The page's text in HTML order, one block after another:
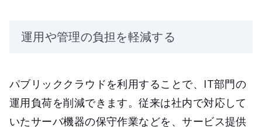
運用や管理の負担を軽減する
パブリッククラウドを利用することで、IT部門の
運用負荷を削減できます。従来は社内で対応して
いたサーバ機器の保守作業などを、サービス提供